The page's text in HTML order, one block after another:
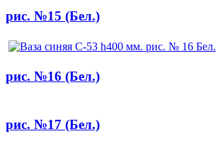
рис. №15 (Бел.)
рис. №16 (Бел.)
рис. №17 (Бел.)